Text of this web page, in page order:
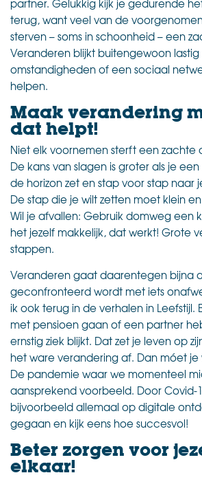
partner. Gelukkig kijk je gedurende
terug, want veel van de
sterven – soms in schoonheid – een
Veranderen blijkt buitengewoon lastig
omstandigheden of een sociaal
helpen.
Maak verandering
dat helpt!
Niet elk voornemen sterft een zachte
De kans van slagen is groter als je
de horizon zet en stap voor stap naar
De stap die je wilt zetten moet klein
Wil je afvallen: Gebruik domweg een
het jezelf makkelijk, dat werkt! Grote
stappen.
Veranderen gaat daarentegen bijna
geconfronteerd wordt met iets
ik ook terug in de verhalen in Leefstijl.
met pensioen gaan of een partner
ernstig ziek blijkt. Dat zet je leven op
het ware verandering af. Dan móet
De pandemie waar we momenteel
aansprekend voorbeeld. Door Covid-
bijvoorbeeld allemaal op digitale
gegaan en kijk eens hoe succesvol!
Beter zorgen voor
elkaar!